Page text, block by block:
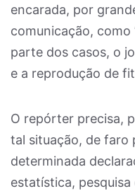
encarada, por
comunicação, como
parte dos casos, o
e a reprodução de
O repórter precisa,
tal situação, de faro
determinada
estatística,